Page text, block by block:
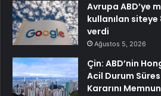
Avrupa ABD’ye
kullanılan
verdi
Ağustos 5, 2026
Çin: ABD’nin
Acil Durum
Kararını